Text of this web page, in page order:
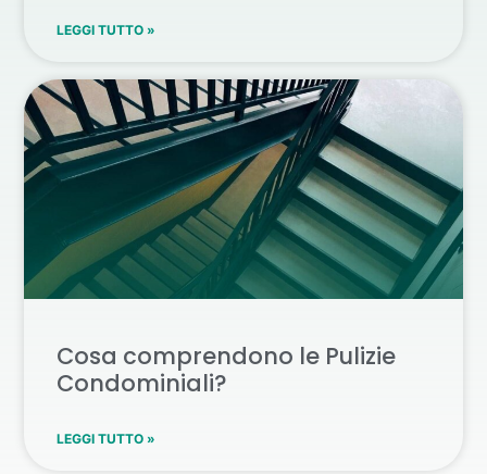
LEGGI TUTTO »
Cosa comprendono le Pulizie
Condominiali?
LEGGI TUTTO »